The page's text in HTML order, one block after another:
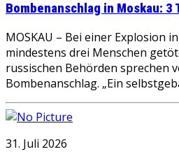
Bombenanschlag in Moskau: 3
MOSKAU – Bei einer Explosion
mindestens drei Menschen
russischen Behörden sprechen
Bombenanschlag. „Ein
31. Juli 2026